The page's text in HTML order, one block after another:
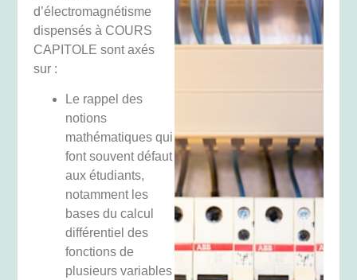
d’électromagnétisme
dispensés à COURS
CAPITOLE sont axés
sur :
Le rappel des
notions
mathématiques qui
font souvent défaut
aux étudiants,
notamment les
bases du calcul
différentiel des
fonctions de
plusieurs variables